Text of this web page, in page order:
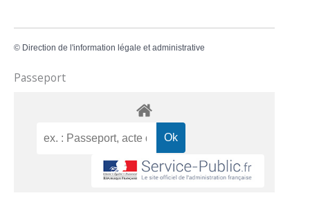
© Direction de l'information légale et administrative
Passeport